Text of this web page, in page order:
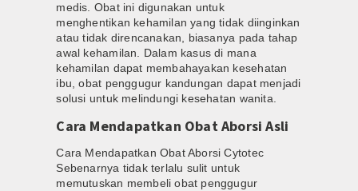
medis. Obat ini digunakan untuk
menghentikan kehamilan yang tidak diinginkan
atau tidak direncanakan, biasanya pada tahap
awal kehamilan. Dalam kasus di mana
kehamilan dapat membahayakan kesehatan
ibu, obat penggugur kandungan dapat menjadi
solusi untuk melindungi kesehatan wanita.
Cara Mendapatkan Obat Aborsi Asli
Cara Mendapatkan Obat Aborsi Cytotec
Sebenarnya tidak terlalu sulit untuk
memutuskan membeli obat penggugur